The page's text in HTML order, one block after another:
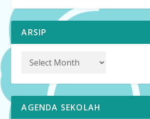
ARSIP
AGENDA SEKOLAH